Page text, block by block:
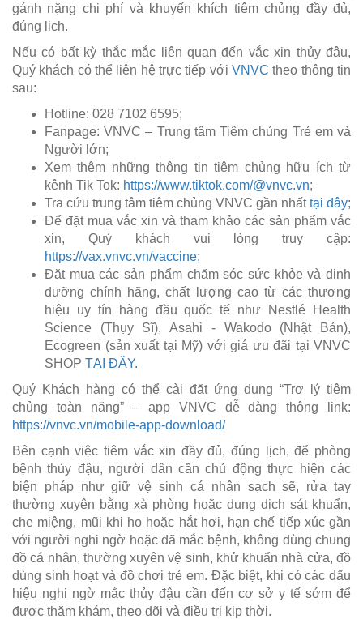
gánh nặng chi phí và khuyến khích tiêm chủng đầy đủ,
đúng lịch.
Nếu có bất kỳ thắc mắc liên quan đến vắc xin thủy đậu,
Quý khách có thể liên hệ trực tiếp với VNVC theo thông tin
sau:
Hotline: 028 7102 6595;
Fanpage: VNVC – Trung tâm Tiêm chủng Trẻ em và
Người lớn;
Xem thêm những thông tin tiêm chủng hữu ích từ
kênh Tik Tok: https://www.tiktok.com/@vnvc.vn;
Tra cứu trung tâm tiêm chủng VNVC gần nhấttại đây;
Để đặt mua vắc xin và tham khảo các sản phẩm vắc
xin, Quý khách vui lòng truy cập:
https://vax.vnvc.vn/vaccine;
Đặt mua các sản phẩm chăm sóc sức khỏe và dinh
dưỡng chính hãng, chất lượng cao từ các thương
hiệu uy tín hàng đầu quốc tế như Nestlé Health
Science (Thụy Sĩ), Asahi - Wakodo (Nhật Bản),
Ecogreen (sản xuất tại Mỹ) với giá ưu đãi tại VNVC
SHOP TẠI ĐÂY.
Quý Khách hàng có thể cài đặt ứng dụng “Trợ lý tiêm
chủng toàn năng” – app VNVC dễ dàng thông link:
https://vnvc.vn/mobile-app-download/
Bên cạnh việc tiêm vắc xin đầy đủ, đúng lịch, để phòng
bệnh thủy đậu, người dân cần chủ động thực hiện các
biện pháp như giữ vệ sinh cá nhân sạch sẽ, rửa tay
thường xuyên bằng xà phòng hoặc dung dịch sát khuẩn,
che miệng, mũi khi ho hoặc hắt hơi, hạn chế tiếp xúc gần
với người nghi ngờ hoặc đã mắc bệnh, không dùng chung
đồ cá nhân, thường xuyên vệ sinh, khử khuẩn nhà cửa, đồ
dùng sinh hoạt và đồ chơi trẻ em. Đặc biệt, khi có các dấu
hiệu nghi ngờ mắc thủy đậu cần đến cơ sở y tế sớm để
được thăm khám, theo dõi và điều trị kịp thời.